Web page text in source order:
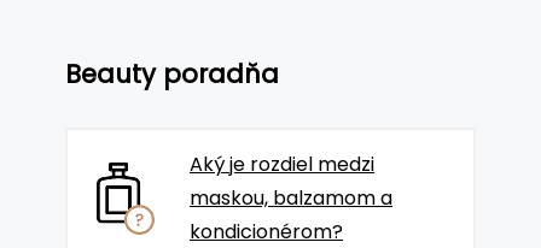
Beauty poradňa
Aký je rozdiel medzi
maskou, balzamom a
kondicionérom?